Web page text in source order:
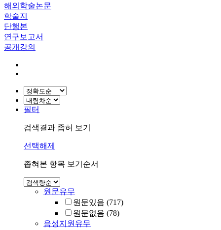
해외학술논문
학술지
단행본
연구보고서
공개강의
필터
검색결과 좁혀 보기
선택해제
좁혀본 항목 보기순서
원문유무
원문있음 (717)
원문없음 (78)
음성지원유무